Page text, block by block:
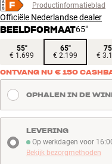
Winkels
Inloggen
Bouw met geluid
Productinformatieblad
Officiële Nederlandse dealer
BEELDFORMAAT65"
55"
€ 1.699
65"
€ 2.199
€
ONTVANG NU € 150
Ontvang € 150,- cashback
promotiemodel SAMSUNG
registratie.
Bekijk ze hier
OPHALEN IN DE
Op werkdagen voor 16:00 besteld, morgen
Op werkdagen voor
Bekijk bezorgmethoden
LEVERING